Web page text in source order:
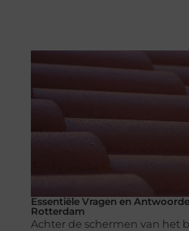
Essentiële Vragen en
Rotterdam
Achter de schermen van het